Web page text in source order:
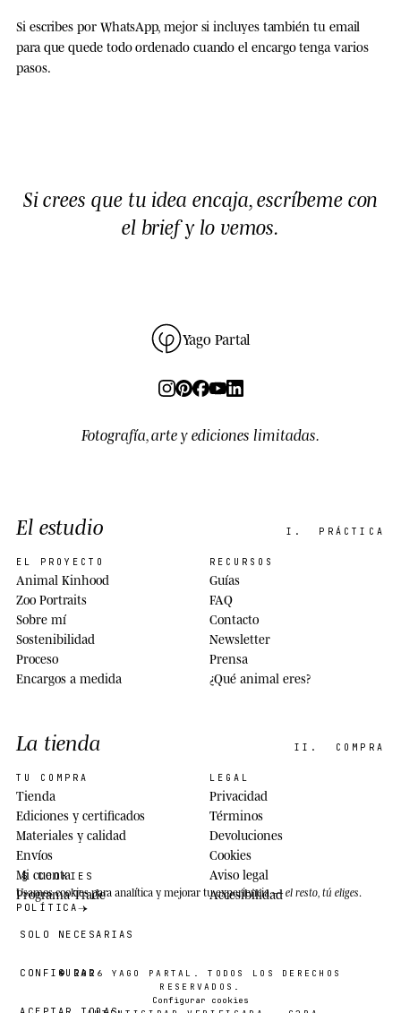
Si escribes por WhatsApp, mejor si incluyes también tu email
para que quede todo ordenado cuando el encargo tenga varios
pasos.
Si crees que tu idea encaja, escríbeme con
el brief y lo vemos.
Yago Partal
Fotografía, arte y ediciones limitadas.
El estudio I. PRÁCTICA
EL PROYECTO
Animal Kinhood
Zoo Portraits
Sobre mí
Sostenibilidad
Proceso
Encargos a medida
RECURSOS
Guías
FAQ
Contacto
Newsletter
Prensa
¿Qué animal eres?
La tienda II. COMPRA
TU COMPRA
Tienda
Ediciones y certificados
Materiales y calidad
Envíos
Mi cuenta
Programa Trade
LEGAL
Privacidad
Términos
Devoluciones
Cookies
Aviso legal
Accesibilidad
© 2026 YAGO PARTAL . TODOS LOS DERECHOS
RESERVADOS.
Configurar cookies
§ COOKIES
Usamos cookiespara analítica y mejorar tu experiencia —el resto, tú eliges.
POLÍTICA
SOLO NECESARIAS
CONFIGURAR